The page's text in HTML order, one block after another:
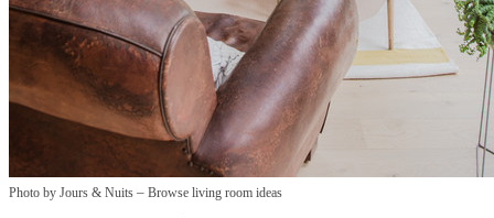
Photo by Jours & Nuits – Browse living room ideas